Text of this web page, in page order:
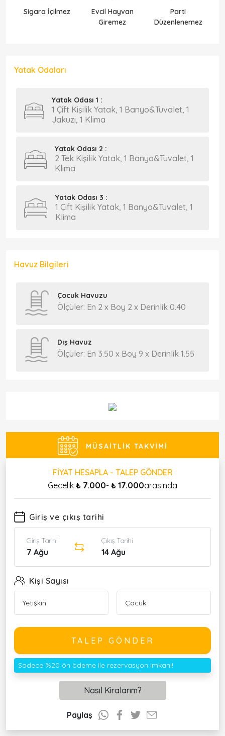
Sigara İçilmez
Evcil Hayvan
Giremez
Parti
Düzenlenemez
Yatak Odaları
Yatak Odası 1 :
1 Çift Kişilik Yatak, 1 Banyo&Tuvalet, 1
Jakuzi, 1 Klima
Yatak Odası 2 :
2 Tek Kişilik Yatak, 1 Banyo&Tuvalet, 1
Klima
Yatak Odası 3 :
1 Çift Kişilik Yatak, 1 Banyo&Tuvalet, 1
Klima
Havuz Bilgileri
Çocuk Havuzu
Ölçüler: En 2 x Boy 2 x Derinlik 0.40
Dış Havuz
Ölçüler: En 3.50 x Boy 9 x Derinlik 1.55
MÜSAITLIK TAKVIMI
FIYAT HESAPLA - TALEP GÖNDER
Gecelik ₺ 7.000- ₺ 17.000arasında
Giriş ve çıkış tarihi
Giriş Tarihi
7 Ağu
Çıkış Tarihi
14 Ağu
Kişi Sayısı
TALEP GÖNDER
Sadece %20 ön ödeme ile rezervasyon imkanı!
Nasıl Kiralarım?
Paylaş